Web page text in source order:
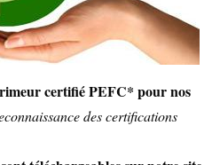
certifié PEFC* pour nos
des certifications